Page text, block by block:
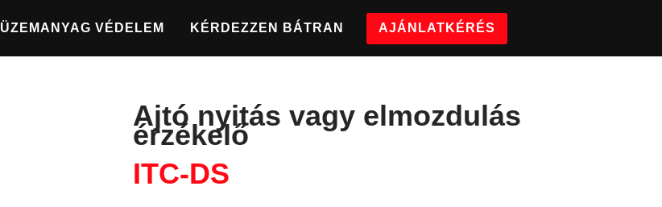
ÜZEMANYAG VÉDELEM KÉRDEZZEN BÁTRAN AJÁNLATKÉRÉS
Ajtó nyitás vagy elmozdulás
érzékelő
ITC-DS